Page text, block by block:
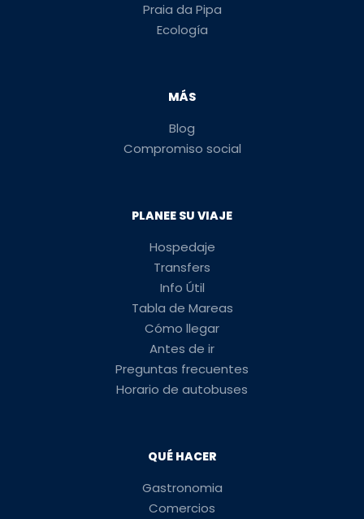
Praia da Pipa
Ecología
MÁS
Blog
Compromiso social
PLANEE SU VIAJE
Hospedaje
Transfers
Info Útil
Tabla de Mareas
Cómo llegar
Antes de ir
Preguntas frecuentes
Horario de autobuses
QUÉ HACER
Gastronomia
Comercios